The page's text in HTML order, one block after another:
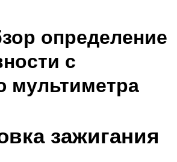
определение
с
зажигания